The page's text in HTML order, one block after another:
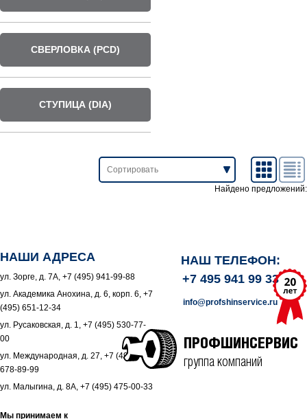
СВЕРЛОВКА (PCD)
СТУПИЦА (DIA)
Найдено предложений:
НАШИ АДРЕСА
ул. Зорге, д. 7А, +7 (495) 941-99-88
ул. Академика Анохина, д. 6, корп. 6, +7
(495) 651-12-34
ул. Русаковская, д. 1, +7 (495) 530-77-
00
ул. Международная, д. 27, +7 (495)
678-89-99
ул. Малыгина, д. 8А, +7 (495) 475-00-33
Мы принимаем к
НАШ ТЕЛЕФОН:
+7 495 941 99 33
info@profshinservice.ru
ПРОФШИНСЕРВИС
группа компаний